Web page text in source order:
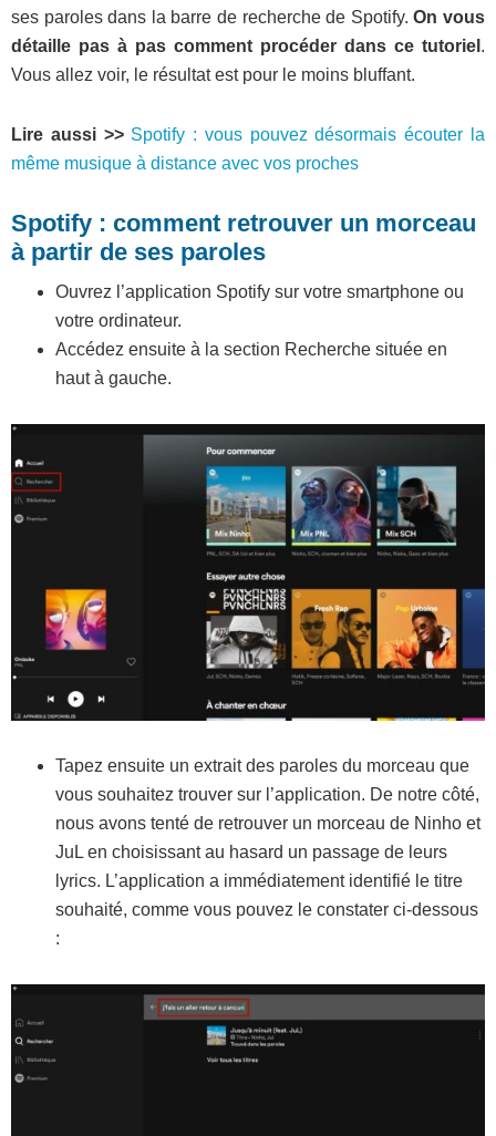
ses paroles dans la barre de recherche de Spotify.On vous
détaille pas à pas comment procéder dans ce tutoriel .
Vous allez voir, le résultat est pour le moins bluffant.
Lire aussi >> Spotify : vous pouvez désormais écouter la
même musique à distance avec vos proches
Spotify : comment retrouver un morceau
à partir de ses paroles
Ouvrez l’application Spotify sur votre smartphone ou
votre ordinateur.
Accédez ensuite à la section Recherche située en
haut à gauche.
Tapez ensuite un extrait des paroles du morceau que
vous souhaitez trouver sur l’application. De notre côté,
nous avons tenté de retrouver un morceau de Ninho et
JuL en choisissant au hasard un passage de leurs
lyrics. L’application a immédiatement identifié le titre
souhaité, comme vous pouvez le constater ci-dessous
: